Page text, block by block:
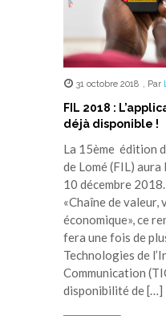
31 octobre 2018 , Par
FIL 2018 :
déjà disponible !
La 15ème édition
de Lomé (FIL)
10 décembre
«Chaîne de
économique», ce
fera une fois de
Technologies de
Communication
disponibilité de […]